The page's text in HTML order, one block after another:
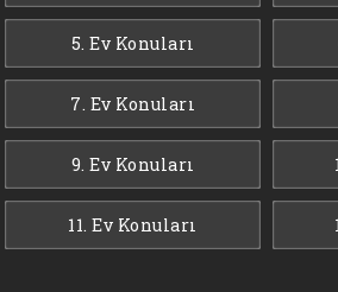
5. Ev Konuları
7. Ev Konuları
9. Ev Konuları
11. Ev Konuları